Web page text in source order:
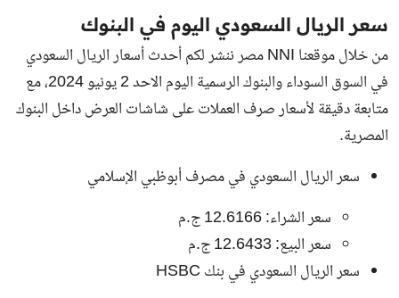
سعر الريال السعودي اليوم في البنوك
من خلال موقعنا NNI مصر ننشر لكم أحدث
أسعار الريال السعودي
في السوق السوداء والبنوك
الرسمية اليوم الاحد 2 يونيو 2024، مع
متابعة دقيقة لأسعار صرف العملات على شاشات العرض داخل البنوك
المصرية.
سعر الريال السعودي في مصرف أبوظبي الإسلامي
سعر الشراء: 12.6166 ج.م
سعر البيع: 12.6433 ج.م
سعر الريال السعودي في بنك HSBC